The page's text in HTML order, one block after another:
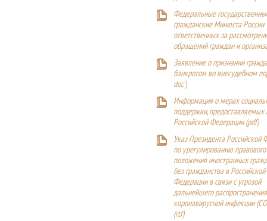
Федеральные
гражданские Минюста России
ответственных за
обращений граждан и
Заявление о признании
банкротом во внесудебном
doc)
Информация о мерах
поддержки,
Российской Федерации (pdf)
Указ Президента Российской
по урегулированию правового
положения иностранных
без гражданства в Российской
Федерации в связи с угрозой
дальнейшего
коронавирусной инфекции
(rtf)